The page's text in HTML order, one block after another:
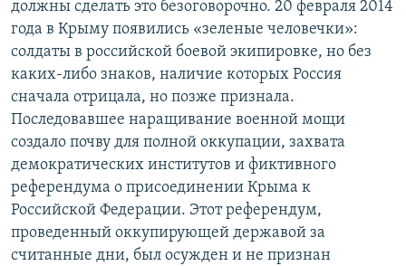
должны сделать это безоговорочно. 20 февраля 2014
года в Крыму появились «зеленые человечки»:
солдаты в российской боевой экипировке, но без
каких-либо знаков, наличие которых Россия
сначала отрицала, но позже признала.
Последовавшее наращивание военной мощи
создало почву для полной оккупации, захвата
демократических институтов и фиктивного
референдума о присоединении Крыма к
Российской Федерации. Этот референдум,
проведенный оккупирующей державой за
считанные дни, был осужден и не признан